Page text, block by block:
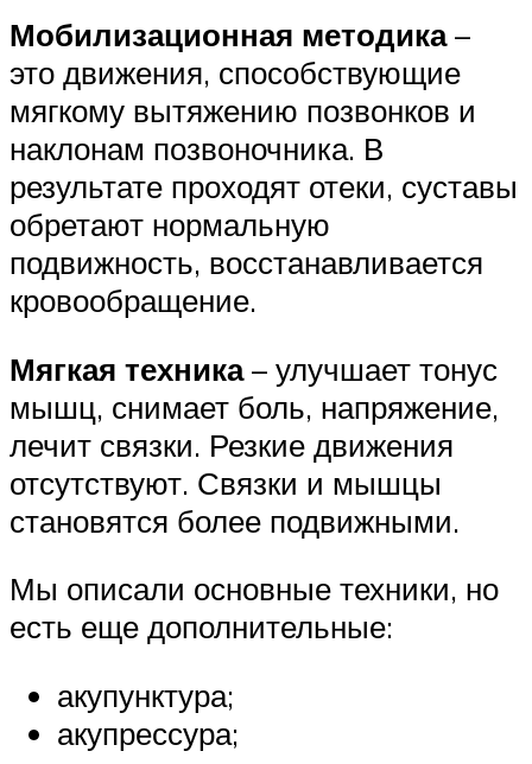
Мобилизационная методика–
это движения, способствующие
мягкому вытяжению позвонков и
наклонам позвоночника. В
результате проходят отеки, суставы
обретают нормальную
подвижность, восстанавливается
кровообращение.
Мягкая техника– улучшает тонус
мышц, снимает боль, напряжение,
лечит связки. Резкие движения
отсутствуют. Связки и мышцы
становятся более подвижными.
Мы описали основные техники, но
есть еще дополнительные:
акупунктура;
акупрессура;